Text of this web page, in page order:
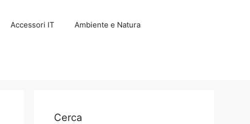
Accessori IT Ambiente e Natura
Cerca